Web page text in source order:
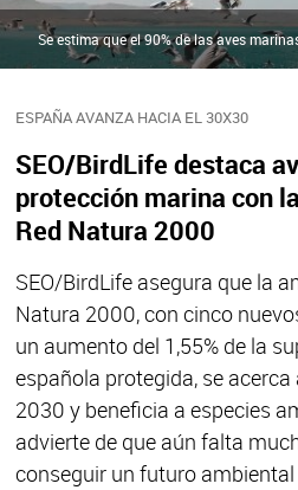
ESPAÑA AVANZA HACIA EL 30X30
SEO/BirdLife destaca
protección marina con
Red Natura 2000
SEO/BirdLife asegura que la
Natura 2000, con cinco
un aumento del 1,55% de la
española protegida, se
2030 y beneficia a especies
advierte de que aún falta
conseguir un futuro ambiental